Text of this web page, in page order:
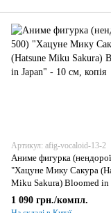
Артикул: afig-vocaloid-13-2
Аниме фигурка
"Хацуне Мику Сакура
Miku Sakura) Bloomed in
10 см, копія
1 090 грн./компл.